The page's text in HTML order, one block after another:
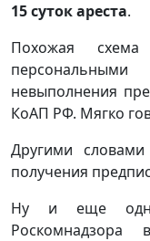
15 суток ареста.
Похожая
невыполнения
КоАП РФ. Мягко
Другими
получения
Ну и еще